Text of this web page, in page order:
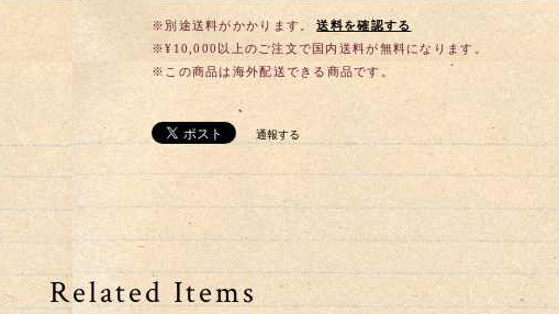
※別途送料がかかります。
送料を確認する
※¥10,000以上のご注文で国内送料が無料になります。
※この商品は海外配送できる商品です。
通報する
Related Items